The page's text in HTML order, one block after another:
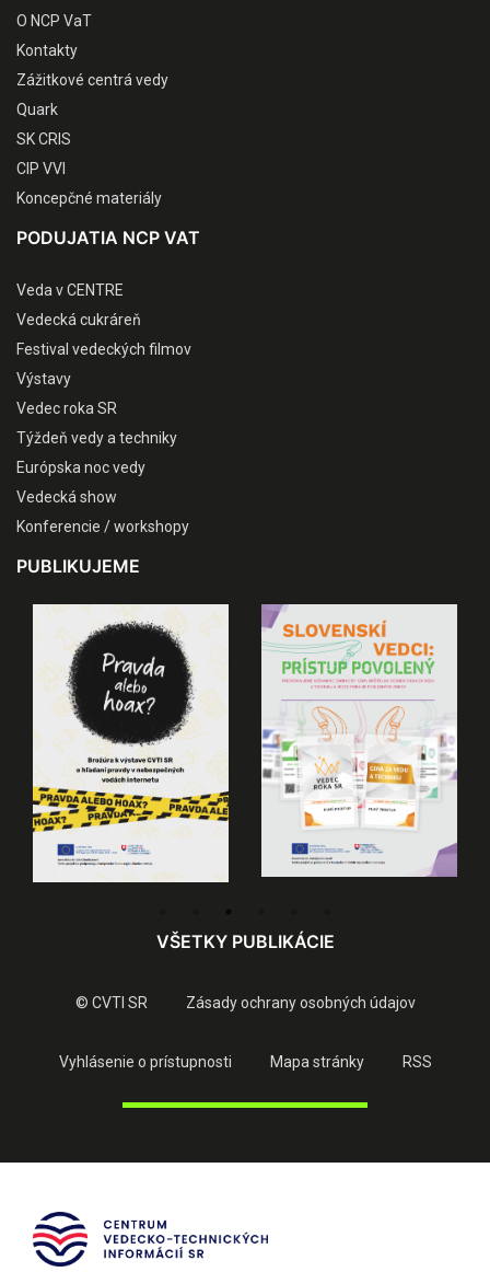
O NCP VaT
Kontakty
Zážitkové centrá vedy
Quark
SK CRIS
CIP VVI
Koncepčné materiály
PODUJATIA NCP VAT
Veda v CENTRE
Vedecká cukráreň
Festival vedeckých filmov
Výstavy
Vedec roka SR
Týždeň vedy a techniky
Európska noc vedy
Vedecká show
Konferencie / workshopy
PUBLIKUJEME
VŠETKY PUBLIKÁCIE
© CVTI SR Zásady ochrany osobných údajov
Vyhlásenie o prístupnosti Mapa stránky RSS